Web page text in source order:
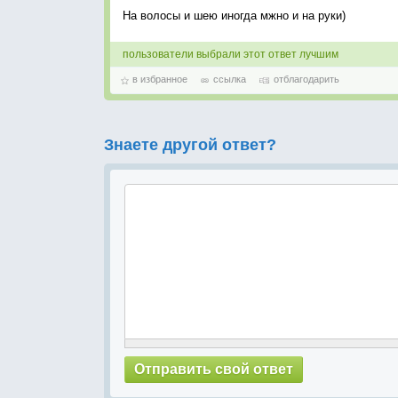
На волосы и шею иногда мжно и на руки)
пользователи выбрали этот ответ лучшим
в избранное ссылка отблагодарить
Знаете другой ответ?